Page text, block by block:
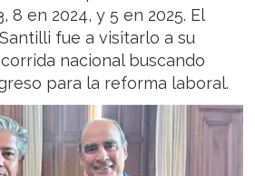
8 en 2024, y 5 en 2025. El
fue a visitarlo a su
nacional buscando
para la reforma laboral.